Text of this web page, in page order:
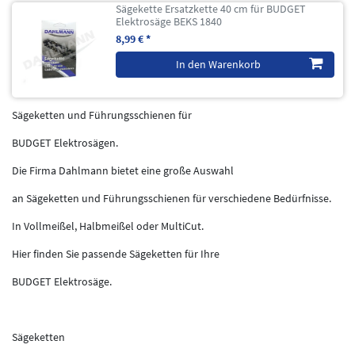
Sägekette Ersatzkette 40 cm für BUDGET
Elektrosäge BEKS 1840
8,99 € *
In den Warenkorb
Sägeketten und Führungsschienen für
BUDGET Elektrosägen.
Die Firma Dahlmann bietet eine große Auswahl
an Sägeketten und Führungsschienen für verschiedene Bedürfnisse.
In Vollmeißel, Halbmeißel oder MultiCut.
Hier finden Sie passende Sägeketten für Ihre
BUDGET Elektrosäge.
Sägeketten